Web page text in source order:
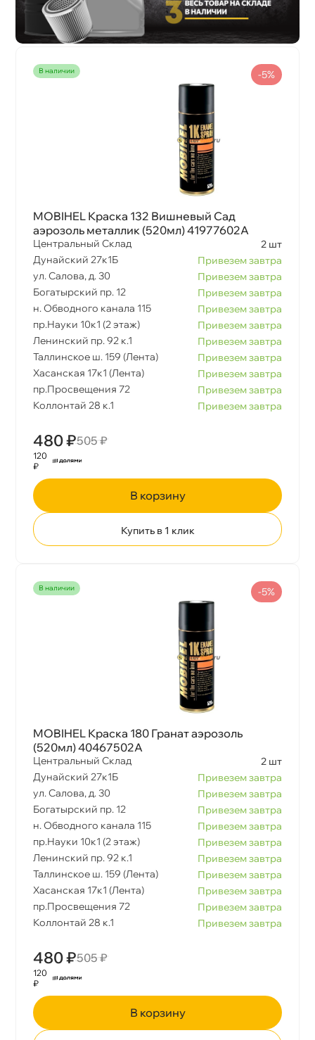
наличии
MOBIHEL Краска 132 Вишневый Сад
аэрозоль металлик (520мл) 41977602A
Центральный Склад
2 шт
Дунайский 27к1Б
Привезем завтра
ул. Салова, д. 30
Привезем завтра
Богатырский пр. 12
Привезем завтра
н. Обводного канала 115
Привезем завтра
пр.Науки 10к1 (2 этаж)
Привезем завтра
Ленинский пр. 92 к.1
Привезем завтра
Таллинское ш. 159 (Лента)
Привезем завтра
Хасанская 17к1 (Лента)
Привезем завтра
пр.Просвещения 72
Привезем завтра
Коллонтай 28 к.1
Привезем завтра
480 ₽505 ₽
-5%
120
₽
корзину
Купить в 1 клик
наличии
MOBIHEL Краска 180 Гранат аэрозоль
(520мл) 40467502A
Центральный Склад
2 шт
Дунайский 27к1Б
Привезем завтра
ул. Салова, д. 30
Привезем завтра
Богатырский пр. 12
Привезем завтра
н. Обводного канала 115
Привезем завтра
пр.Науки 10к1 (2 этаж)
Привезем завтра
Ленинский пр. 92 к.1
Привезем завтра
Таллинское ш. 159 (Лента)
Привезем завтра
Хасанская 17к1 (Лента)
Привезем завтра
пр.Просвещения 72
Привезем завтра
Коллонтай 28 к.1
Привезем завтра
480 ₽505 ₽
-5%
120
₽
корзину